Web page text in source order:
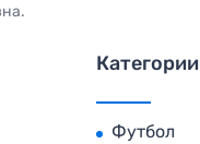
Категории
Футбол